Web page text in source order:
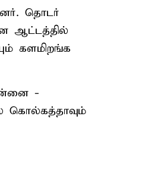
தொடர்
ஆட்டத்தில்
களமிறங்க
-
கொல்கத்தாவும்